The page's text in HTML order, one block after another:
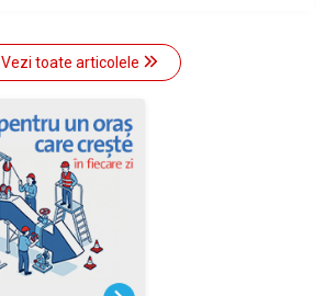
Vezi toate articolele